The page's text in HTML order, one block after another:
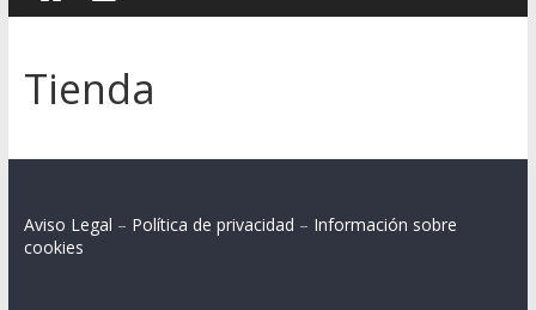
Tienda
Aviso Legal – Política de privacidad – Información sobre
cookies